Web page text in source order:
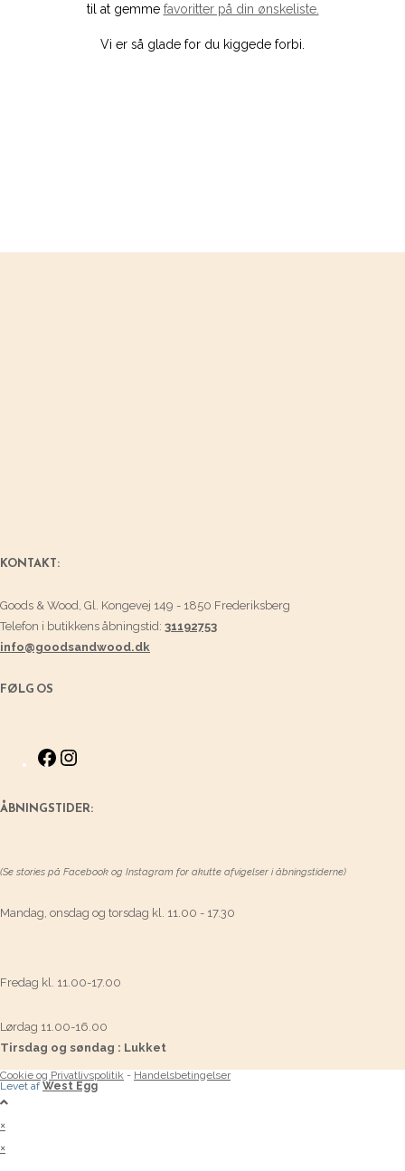
til at gemme favoritter på din ønskeliste.
Vi er så glade for du kiggede forbi.
KONTAKT:
Goods & Wood, Gl. Kongevej 149 - 1850 Frederiksberg
Telefon i butikkens åbningstid: 31192753
info@goodsandwood.dk
FØLG OS
Facebook
ÅBNINGSTIDER:
(Se stories på Facebook og Instagram for akutte afvigelser i åbningstiderne)
Mandag, onsdag og torsdag kl. 11.00 - 17.30
Fredag kl. 11.00-17.00
Lørdag 11.00-16.00
Tirsdag og søndag : Lukket
Cookie og Privatlivspolitik - Handelsbetingelser
Levet af West Egg
×
×